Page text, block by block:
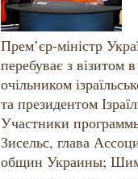
Прем’єр-міністр
перебуває з візитом
очільником
та президентом
Участники
Зисельс, глава
общин Украины;